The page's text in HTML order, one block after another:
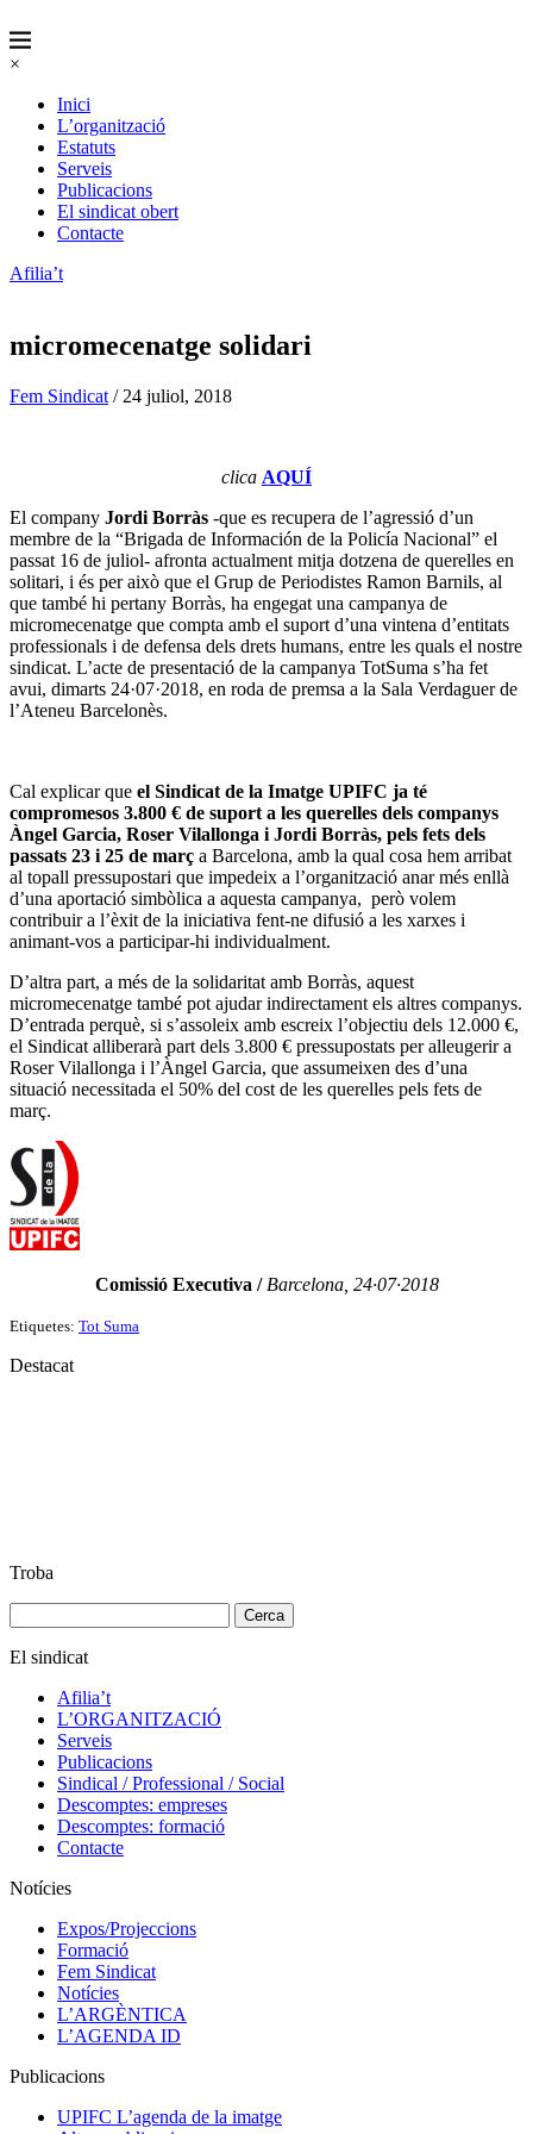
×
Inici
L’organització
Estatuts
Serveis
Publicacions
El sindicat obert
Contacte
Afilia’t
micromecenatge solidari
Fem Sindicat / 24 juliol, 2018
clica AQUÍ
El company Jordi Borràs -que es recupera de l’agressió d’un
membre de la “Brigada de Información de la Policía Nacional” el
passat 16 de juliol- afronta actualment mitja dotzena de querelles en
solitari, i és per això que el Grup de Periodistes Ramon Barnils, al
que també hi pertany Borràs, ha engegat una campanya de
micromecenatge que compta amb el suport d’una vintena d’entitats
professionals i de defensa dels drets humans, entre les quals el nostre
sindicat. L’acte de presentació de la campanya TotSuma s’ha fet
avui, dimarts 24·07·2018, en roda de premsa a la Sala Verdaguer de
l’Ateneu Barcelonès.
Cal explicar que el Sindicat de la Imatge UPIFC ja té
compromesos 3.800 € de suport a les querelles dels companys
Àngel Garcia, Roser Vilallonga i Jordi Borràs, pels fets dels
passats 23 i 25 de març a Barcelona, amb la qual cosa hem arribat
al topall pressupostari que impedeix a l’organització anar més enllà
d’una aportació simbòlica a aquesta campanya, però volem
contribuir a l’èxit de la iniciativa fent-ne difusió a les xarxes i
animant-vos a participar-hi individualment.
D’altra part, a més de la solidaritat amb Borràs, aquest
micromecenatge també pot ajudar indirectament els altres companys.
D’entrada perquè, si s’assoleix amb escreix l’objectiu dels 12.000 €,
el Sindicat alliberarà part dels 3.800 € pressupostats per alleugerir a
Roser Vilallonga i l’Àngel Garcia, que assumeixen des d’una
situació necessitada el 50% del cost de les querelles pels fets de
març.
Comissió Executiva / Barcelona, 24·07·2018
Etiquetes: Tot Suma
Destacat
Troba
El sindicat
Afilia’t
L’ORGANITZACIÓ
Serveis
Publicacions
Sindical / Professional / Social
Descomptes: empreses
Descomptes: formació
Contacte
Notícies
Expos/Projeccions
Formació
Fem Sindicat
Notícies
L’ARGÈNTICA
L’AGENDA ID
Publicacions
UPIFC L’agenda de la imatge